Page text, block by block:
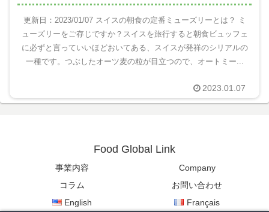
更新日：2023/01/07 スイスの朝食の定番ミューズリーとは？ ミ
ューズリーをご存じですか？スイスを旅行すると朝食ビュッフェ
に必ずと言っていいほどおいてある、スイスが発祥のシリアルの
一種です。つぶしたオーツ麦の粒が目立つので、オートミー...
2023.01.07
Food Global Link
事業内容
Company
コラム
お問い合わせ
English
Français